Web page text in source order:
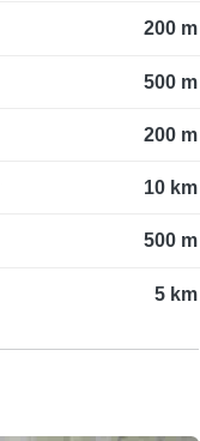
200 m
500 m
200 m
10 km
500 m
5 km